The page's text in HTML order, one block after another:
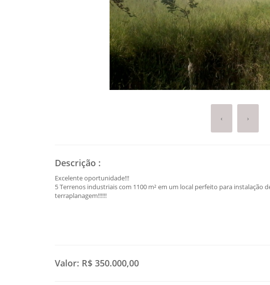
‹ ›
Descrição :
Excelente oportunidade!!!
5 Terrenos industriais com 1100 m² em um local perfeito para instalação
terraplanagem!!!!!!
Valor: R$ 350.000,00